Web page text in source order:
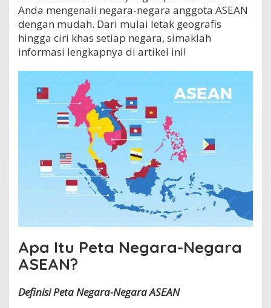
n
g
i
d
e
t
f
i
k
a
s
i
a
r
-
a
Anda mengenali negara-negara anggota ASEAN
dengan mudah. Dari mulai letak geografis
hingga ciri khas setiap negara, simaklah
informasi lengkapnya di artikel ini!
Apa Itu Peta Negara-Negara
ASEAN?
Definisi Peta Negara-Negara ASEAN